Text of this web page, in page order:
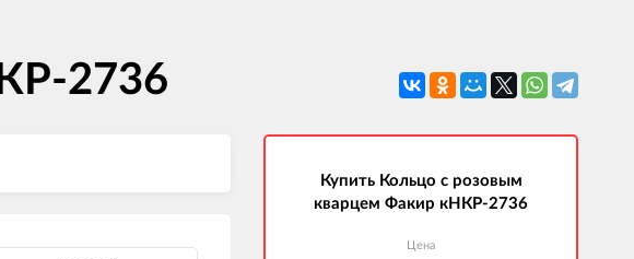
2736
Купить Кольцо с розовым
кварцем Факир кНКР-2736
Цена